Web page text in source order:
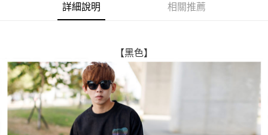
AFTEE先享後付是「在收到商品之後才付款」的支付方式。 讓您購物簡單
３．安心：先確認商品／服務後，再付款。
【「AFTEE先享後付」結帳流程】
１．於結帳方式選擇「AFTEE先享後付」後，將跳轉至「AFTEE先享後付」
結帳頁面，進行簡訊認證並確認金額後，即可完成結帳。
２．訂單成立數日內，您將收到繳費通知簡訊。
３．收到繳費通知簡訊後14天內，點擊此簡訊中的連結，可透過四大超商／
ATM／網路銀行／等多元方式進行付款，方視為交易完成。
每筆NT$80，滿NT$1,800(含以上)免運費
先付款後全家取貨
每筆NT$80，滿NT$1,800(含以上)免運費
7-11付款取貨
詳細說明 相關推薦
【黑色】